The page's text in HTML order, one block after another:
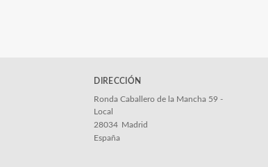
DIRECCIÓN
Ronda Caballero de la Mancha 59 -
Local
28034 Madrid
España